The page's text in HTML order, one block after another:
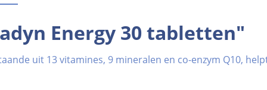
Energy 30 tabletten"
uit 13 vitamines, 9 mineralen en co-enzym Q10,